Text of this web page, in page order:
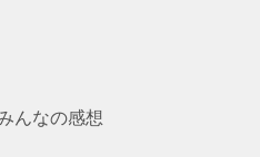
んなの感想